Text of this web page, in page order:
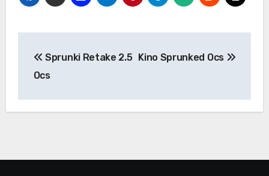
navigation
Sprunki Retake 2.5
Ocs
Kino Sprunked Ocs